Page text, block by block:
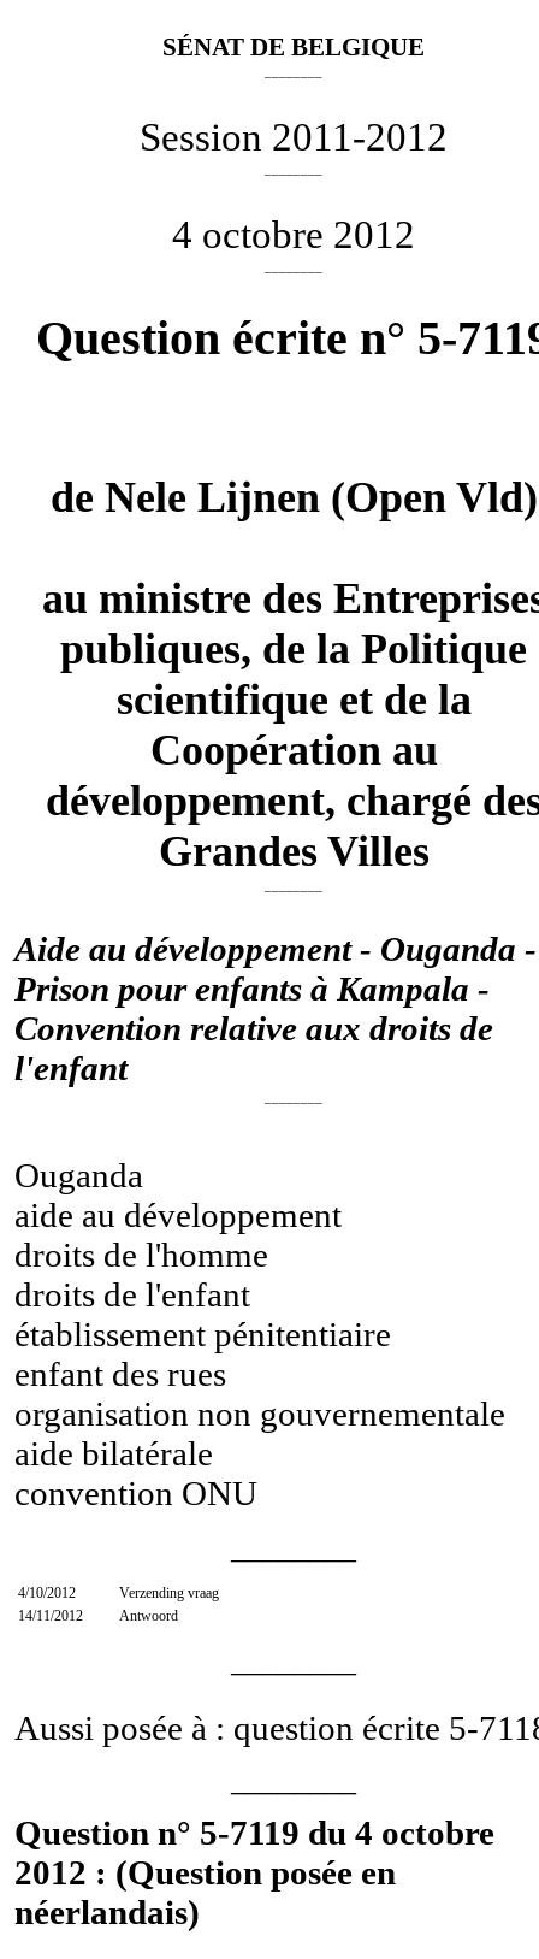
SÉNAT DE BELGIQUE
Session 2011-2012
4 octobre 2012
Question écrite n° 5-
de Nele Lijnen(Open Vld)
au ministre des
publiques, de la Politique
scientifique et de la
Coopération au
développement, chargé
Grandes Villes
Aide au développement - Ouganda -
Prison pour enfants à Kampala -
Convention relative aux droits de
l'enfant
Ouganda
aide au développement
droits de l'homme
droits de l'enfant
établissement pénitentiaire
enfant des rues
organisation non gouvernementale
aide bilatérale
convention ONU
4/10/2012
Verzending vraag
14/11/2012
Antwoord
Aussi posée à : question écrite 5-
Question n° 5-7119 du 4 octobre
2012 : (Question posée en
néerlandais)